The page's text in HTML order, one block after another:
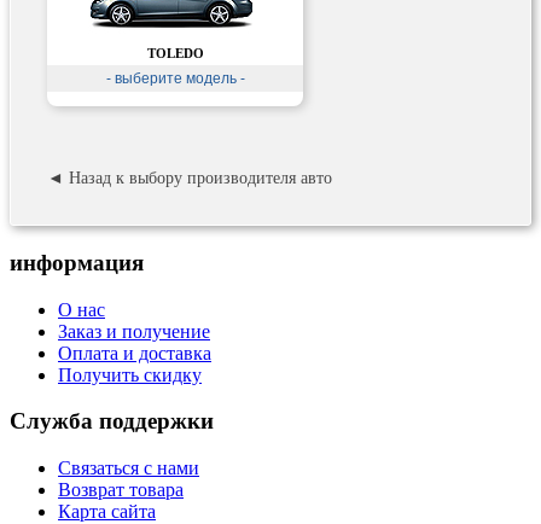
TOLEDO
- выберите модель -
◄ Назад к выбору производителя авто
информация
О нас
Заказ и получение
Оплата и доставка
Получить скидку
Служба поддержки
Связаться с нами
Возврат товара
Карта сайта